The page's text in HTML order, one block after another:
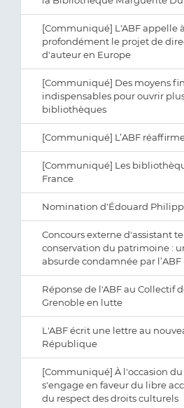
[Communiqué] L'ABF appelle
profondément le projet de
d'auteur en Europe
[Communiqué] Des moyens
indispensables pour ouvrir
bibliothèques
[Communiqué] L’ABF
[Communiqué] Les
France
Nomination d'Édouard
Concours externe d'assistant
conservation du patrimoine :
absurde condamnée par l’ABF
Réponse de l'ABF au Collectif
Grenoble en lutte
L'ABF écrit une lettre au
République
[Communiqué] À l'occasion du
s'engage en faveur du libre
du respect des droits culturels